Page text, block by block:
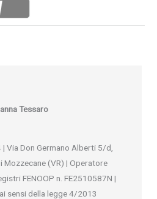
Tessaro
Via Don Germano Alberti 5/d,
Mozzecane (VR) | Operatore
FENOOP n. FE2510587N |
sensi della legge 4/2013